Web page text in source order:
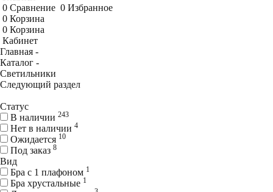
0 Сравнение 0 Избранное
0 Корзина
0 Корзина
Кабинет
Главная -
Каталог -
Светильники
Следующий раздел
Статус
В наличии 243
Нет в наличии 4
Ожидается 10
Под заказ 8
Вид
Бра с 1 плафоном 1
Бра хрустальные 1